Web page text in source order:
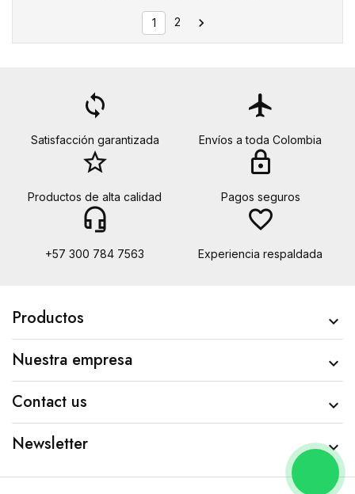
1 2 
loop
Satisfacción garantizada
flight
Envíos a toda Colombia
star_border
Productos de alta calidad
lock
Pagos seguros
headset_mic
+57 300 784 7563
favorite_border
Experiencia respaldada
Productos 
Nuestra empresa 
Contact us 
Newsletter 